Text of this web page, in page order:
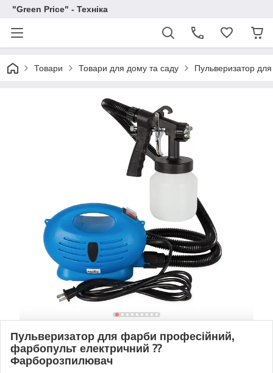
"Green Price" - Техніка
Товари Товари для дому та саду Пульверизатор
Пульверизатор для фарби професійний,
фарбопульт електричний ⁇
Фарборозпилювач